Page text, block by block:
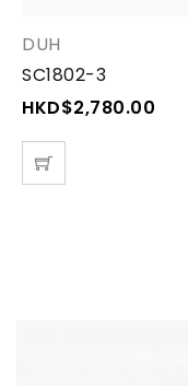
DUH
SC1802-3
HKD$2,780.00